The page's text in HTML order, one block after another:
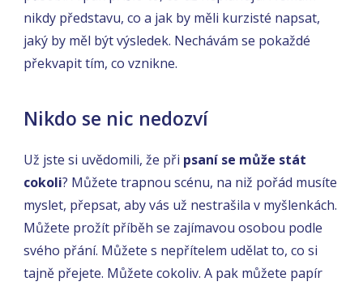
nikdy představu, co a jak by měli kurzisté napsat,
jaký by měl být výsledek. Nechávám se pokaždé
překvapit tím, co vznikne.
Nikdo se nic nedozví
Už jste si uvědomili, že při psaní se může stát
cokoli? Můžete trapnou scénu, na niž pořád musíte
myslet, přepsat, aby vás už nestrašila v myšlenkách.
Můžete prožít příběh se zajímavou osobou podle
svého přání. Můžete s nepřítelem udělat to, co si
tajně přejete. Můžete cokoliv. A pak můžete papír